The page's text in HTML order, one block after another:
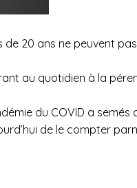
20 ans ne peuvent
au quotidien à la
du COVID a semés
de le compter